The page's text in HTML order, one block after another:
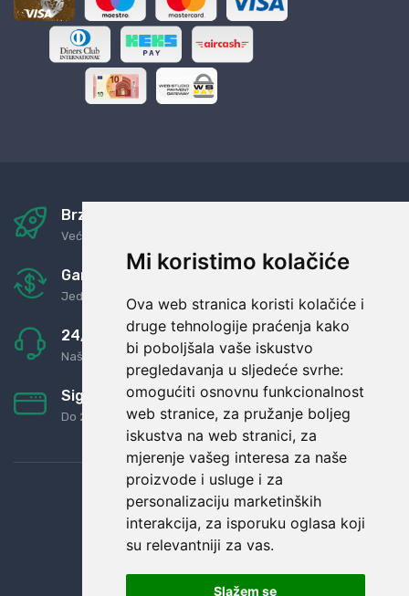
Mi koristimo kolačiće
Ova web stranica koristi kolačiće i
druge tehnologije praćenja kako
bi poboljšala vaše iskustvo
pregledavanja u sljedeće svrhe:
omogućiti osnovnu funkcionalnost
web stranice, za pružanje boljeg
iskustva na web stranici, za
mjerenje vašeg interesa za naše
proizvode i usluge i za
personalizaciju marketinških
interakcija, za isporuku oglasa koji
su relevantniji za vas.
Slažem se
Brza i sigurna dostava
Već za nekoliko dana kod vas
Garancija u povrat novaca
Jednostavno pravilo: Roba za novac
24/7 odlična podrška
Naši agenti uvijek na raspolaganju
Sigurno obročno plaćanje
Do 24 rata bez kamata